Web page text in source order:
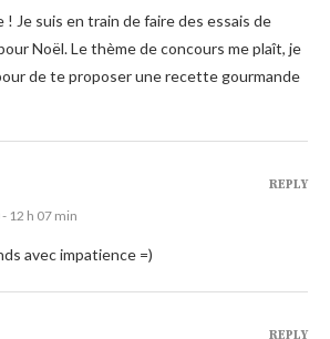
! Je suis en train de faire des essais de
Noël. Le thème de concours me plaît, je
de te proposer une recette gourmande
12 h 07 min
avec impatience =)
REPLY
REPLY